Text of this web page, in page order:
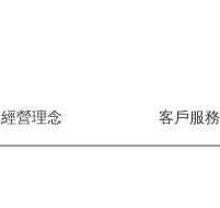
經營理念 客戶服務